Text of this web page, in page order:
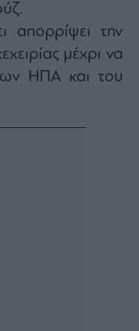
απορρίψει την
μέχρι να
των ΗΠΑ και του